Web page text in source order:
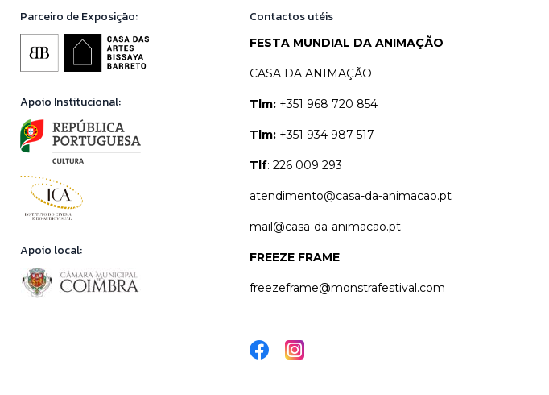
Parceiro de Exposição:
Apoio Institucional:
Apoio local:
Contactos utéis
FESTA MUNDIAL DA ANIMAÇÃO
CASA DA ANIMAÇÃO
Tlm: +351 968 720 854
Tlm: +351 934 987 517
Tlf: 226 009 293
atendimento@casa-da-animacao.pt
mail@casa-da-animacao.pt
FREEZE FRAME
freezeframe@monstrafestival.com